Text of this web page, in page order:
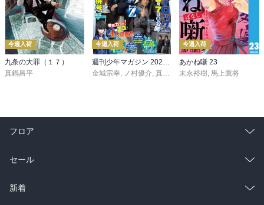
今週入荷
九条の大罪（１７）
真鍋昌平
今週入荷
週刊少年マガジン 2026年36・37号[2026年8月5日発売]
金城宗幸, ノ村優介, 真島ヒロ ,宮島礼吏,新川直司
今週入荷
あかね噺 23
末永裕樹, 馬上鷹将
フロア
総合
ラノベ
セール
総合
新着